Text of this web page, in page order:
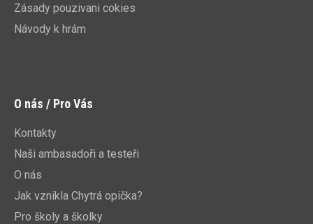
Zásady pouzivani cokies
Návody k hrám
O nás / Pro Vás
Kontakty
Naši ambasadoři a testeři
O nás
Jak vznikla Chytrá opička?
Pro školy a školky